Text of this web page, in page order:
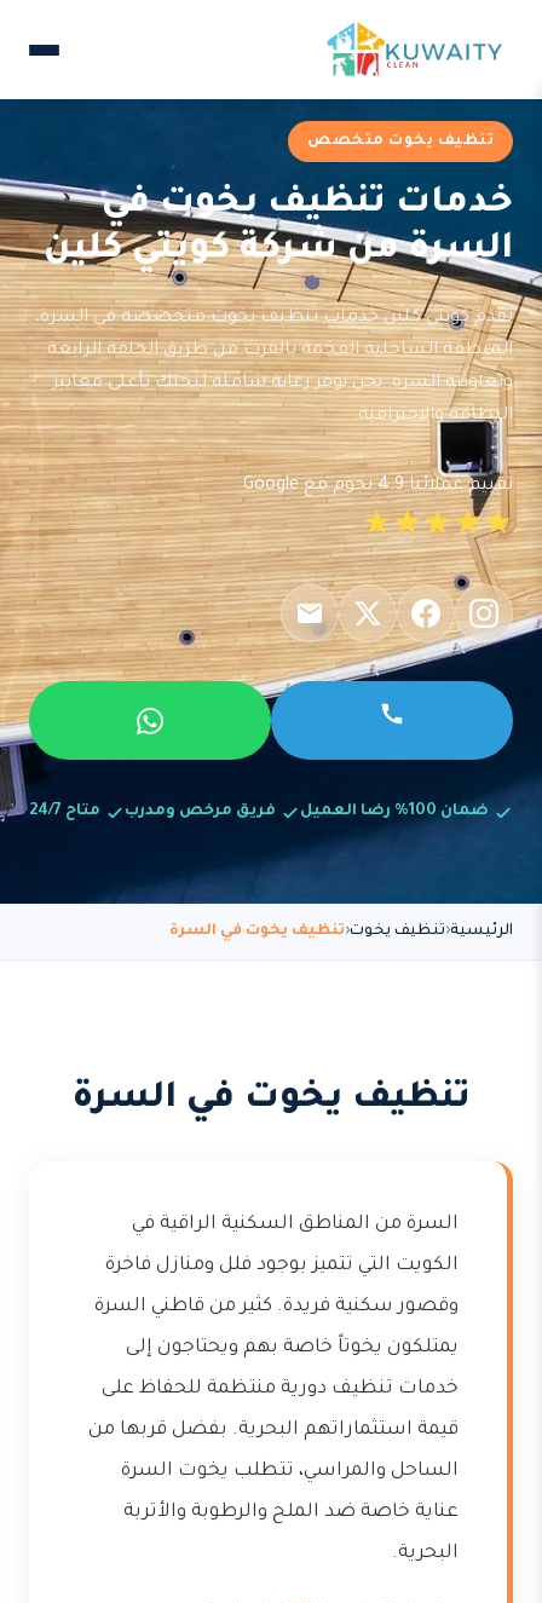
تنظيف يخوت متخصص
خدمات تنظيف يخوت في
السرة من شركة كويتي كلين
تقدم كويتي كلين خدمات تنظيف يخوت متخصصة في السرة،
المنطقة الساحلية الفخمة بالقرب من طريق الحلقة الرابعة
وتعاونية السرة. نحن نوفر رعاية شاملة ليختك بأعلى معايير
النظافة والاحترافية.
تقييم عملائنا 4.9 نجوم مع Google
★★★★★
ضمان 100% رضا العميل فريق مرخص ومدرب متاح 24/7
الرئيسية تنظيف يخوت تنظيف يخوت في السرة
تنظيف يخوت في السرة
السرة من المناطق السكنية الراقية في
الكويت التي تتميز بوجود فلل ومنازل فاخرة
وقصور سكنية فريدة. كثير من قاطني السرة
يمتلكون يخوتاً خاصة بهم ويحتاجون إلى
خدمات تنظيف دورية منتظمة للحفاظ على
قيمة استثماراتهم البحرية. بفضل قربها من
الساحل والمراسي، تتطلب يخوت السرة
عناية خاصة ضد الملح والرطوبة والأتربة
البحرية.